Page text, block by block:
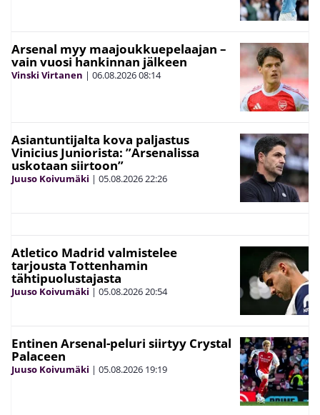
Arsenal myy maajoukkuepelaajan –
vain vuosi hankinnan jälkeen
Vinski Virtanen | 06.08.202608:14
Asiantuntijalta kova paljastus
Vinicius Juniorista: ”Arsenalissa
uskotaan siirtoon”
Juuso Koivumäki | 05.08.202622:26
Atletico Madrid valmistelee
tarjousta Tottenhamin
tähtipuolustajasta
Juuso Koivumäki | 05.08.202620:54
Entinen Arsenal-peluri siirtyy Crystal
Palaceen
Juuso Koivumäki | 05.08.2026 19:19